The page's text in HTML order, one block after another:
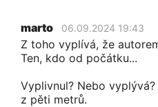
marto 06.09.2024 19:43
Z toho vyplívá, že
Ten, kdo od počátku...
Vyplivnul? Nebo
z pěti metrů.